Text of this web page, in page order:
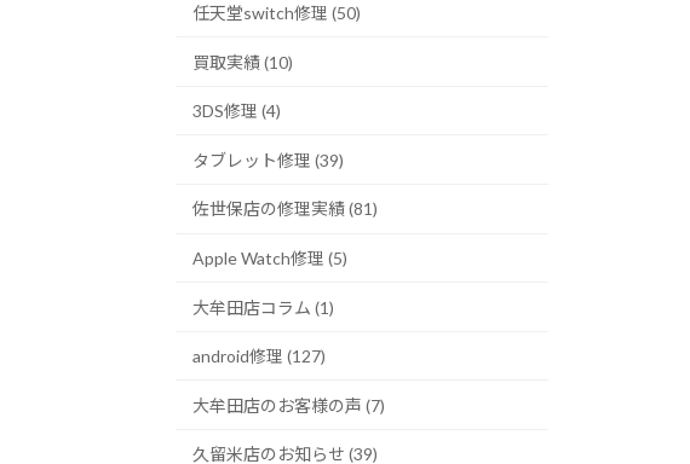
任天堂switch修理 (50)
買取実績 (10)
3DS修理 (4)
タブレット修理 (39)
佐世保店の修理実績 (81)
Apple Watch修理 (5)
大牟田店コラム (1)
android修理 (127)
大牟田店のお客様の声 (7)
久留米店のお知らせ (39)